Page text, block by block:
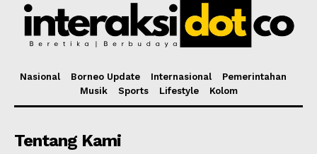
Nasional Borneo Update Internasional
Pemerintahan
Musik
Sports Lifestyle Kolom
Tentang Kami